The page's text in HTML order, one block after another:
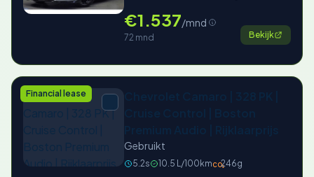
€1.537/mnd
72 mnd Bekijk
Financial lease
Gebruikt
5.2s 10.5 L/100kmCO₂246g